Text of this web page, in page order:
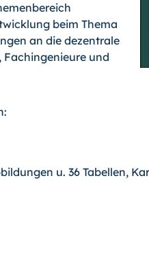
beim Thema
an die dezentrale
und
u. 36 Tabellen,